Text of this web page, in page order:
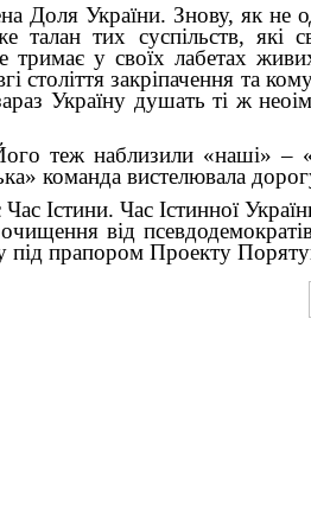
Доля України. Знову, як не
тих суспільств, які
тримає у своїх лабетах
століття закріпачення та
Україну душать ті ж
теж наблизили «наші» –
команда вистелювала
Істини. Час Істинної
від
під прапором Проекту